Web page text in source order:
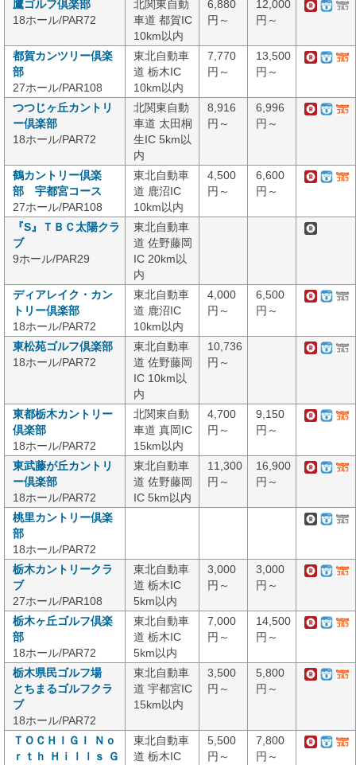
鷹ゴルフ倶楽部
18ホール/PAR72
北関東自動
車道 都賀IC
10km以内
6,880
円～
12,000
円～
都賀カンツリー倶楽
部
27ホール/PAR108
東北自動車
道 栃木IC
10km以内
7,770
円～
13,500
円～
つつじヶ丘カントリ
ー倶楽部
18ホール/PAR72
北関東自動
車道 太田桐
生IC 5km以
内
8,916
円～
6,996
円～
鶴カントリー倶楽
部 宇都宮コース
27ホール/PAR108
東北自動車
道 鹿沼IC
10km以内
4,500
円～
6,600
円～
『S』ＴＢＣ太陽クラ
ブ
9ホール/PAR29
東北自動車
道 佐野藤岡
IC 20km以
内
ディアレイク・カン
トリー倶楽部
18ホール/PAR72
東北自動車
道 鹿沼IC
10km以内
4,000
円～
6,500
円～
東松苑ゴルフ倶楽部
18ホール/PAR72
東北自動車
道 佐野藤岡
IC 10km以
内
10,736
円～
東都栃木カントリー
倶楽部
18ホール/PAR72
北関東自動
車道 真岡IC
15km以内
4,700
円～
9,150
円～
東武藤が丘カントリ
ー倶楽部
18ホール/PAR72
東北自動車
道 佐野藤岡
IC 5km以内
11,300
円～
16,900
円～
桃里カントリー倶楽
部
18ホール/PAR72
栃木カントリークラ
ブ
27ホール/PAR108
東北自動車
道 栃木IC
5km以内
3,000
円～
3,000
円～
栃木ヶ丘ゴルフ倶楽
部
18ホール/PAR72
東北自動車
道 栃木IC
5km以内
7,000
円～
14,500
円～
栃木県民ゴルフ場
とちまるゴルフクラ
ブ
18ホール/PAR72
東北自動車
道 宇都宮IC
15km以内
3,500
円～
5,800
円～
ＴＯＣＨＩＧＩ Ｎｏ
ｒｔｈ Ｈｉｌｌｓ Ｇ
東北自動車
道 栃木IC
5,500
円～
7,800
円～